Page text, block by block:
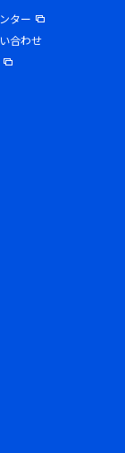
ター
合わせ